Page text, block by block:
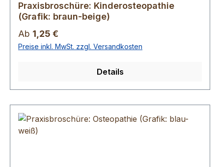
Praxisbroschüre: Kinderosteopathie
(Grafik: braun-beige)
Regulärer Preis:
Ab 1,25 €
Preise inkl. MwSt. zzgl. Versandkosten
Details